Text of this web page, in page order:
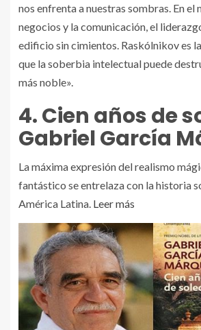
nos enfrenta a nuestras sombras. En el
negocios y la comunicación, el
edificio sin cimientos. Raskólnikov es
que la soberbia intelectual puede
más noble».
4. Cien años de
Gabriel García
La máxima expresión del realismo
fantástico se entrelaza con la historia
América Latina. Leer más